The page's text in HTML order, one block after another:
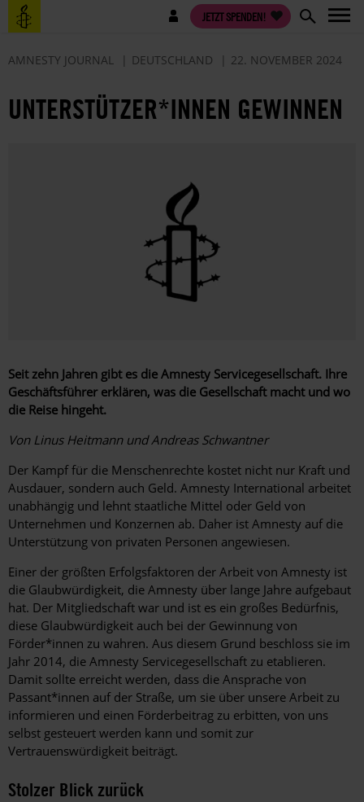
Direkt
zum
Benutzermenü JETZT SPENDEN!
AMNESTY JOURNAL DEUTSCHLAND 22. NOVEMBER 2024
UNTERSTÜTZER*INNEN GEWINNEN
Seit zehn Jahren gibt es die Amnesty Servicegesellschaft. Ihre
Geschäftsführer erklären, was die Gesellschaft macht und wo
die Reise hingeht.
Von Linus Heitmann und Andreas Schwantner
Der Kampf für die Menschenrechte kostet nicht nur Kraft und
Ausdauer, sondern auch Geld. Amnesty International arbeitet
unabhängig und lehnt staatliche Mittel oder Geld von
Unternehmen und Konzernen ab. Daher ist Amnesty auf die
Unterstützung von privaten Personen angewiesen.
Einer der größten Erfolgsfaktoren der Arbeit von Amnesty ist
die Glaubwürdigkeit, die Amnesty über lange Jahre aufgebaut
hat. Der Mitgliedschaft war und ist es ein großes Bedürfnis,
diese Glaubwürdigkeit auch bei der Gewinnung von
Förder*innen zu wahren. Aus diesem Grund beschloss sie im
Jahr 2014, die Amnesty Servicegesellschaft zu etablieren.
Damit sollte erreicht werden, dass die Ansprache von
Passant*innen auf der Straße, um sie über unsere Arbeit zu
informieren und einen Förderbeitrag zu erbitten, von uns
selbst gesteuert werden kann und somit zur
Vertrauenswürdigkeit ­beiträgt.
Stolzer Blick zurück